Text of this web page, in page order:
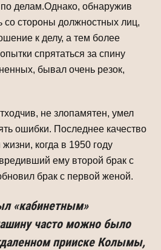
по делам.Однако, обнаружив
со стороны должностных лиц,
к делу, а тем более
спрятаться за спину
бывал очень резок,
не злопамятен, умел
ошибки. Последнее качество
когда в 1950 году
ему второй брак с
брак с первой женой.
«кабинетным»
часто можно было
прииске Колымы,